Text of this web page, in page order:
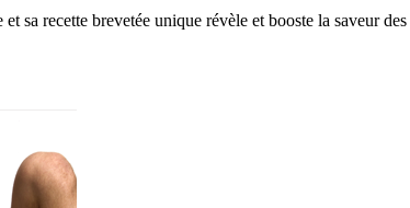
sa recette brevetée unique révèle et booste la saveur